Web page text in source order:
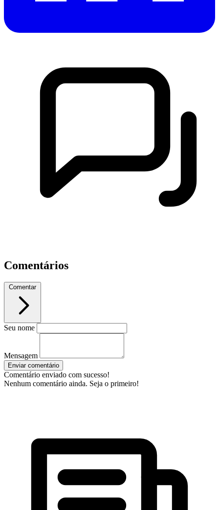
Comentários
Comentar
Seu nome
Mensagem
Enviar comentário
Comentário enviado com sucesso!
Nenhum comentário ainda. Seja o primeiro!